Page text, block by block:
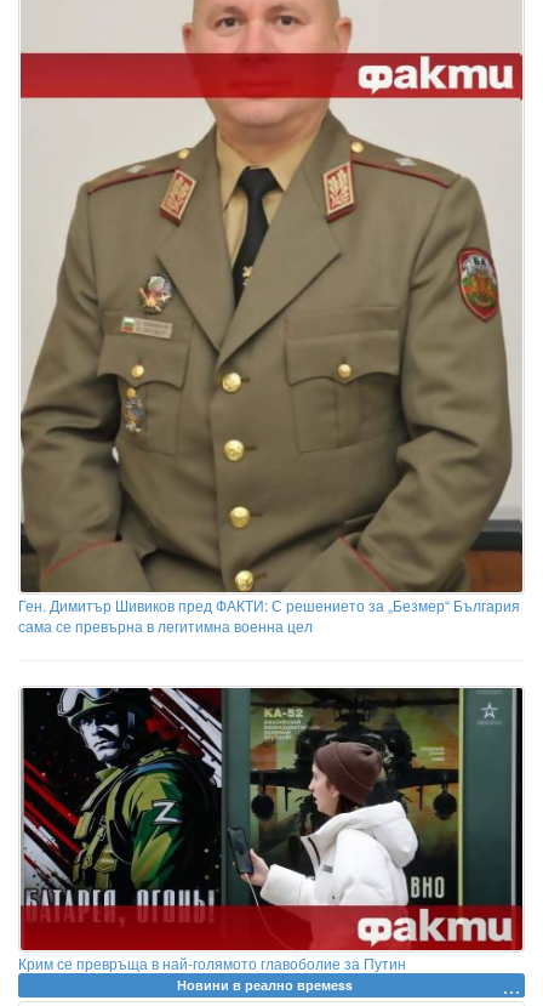
Ген. Димитър Шивиков пред ФАКТИ: С решението за „Безмер“ България
сама се превърна в легитимна военна цел
Крим се превръща в най-голямото главоболие за Путин
Новини в реално времеss